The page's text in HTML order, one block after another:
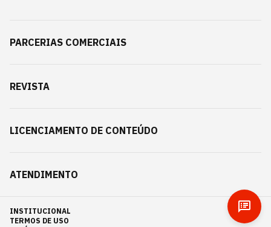
PARCERIAS COMERCIAIS
REVISTA
LICENCIAMENTO DE CONTEÚDO
ATENDIMENTO
INSTITUCIONAL
TERMOS DE USO